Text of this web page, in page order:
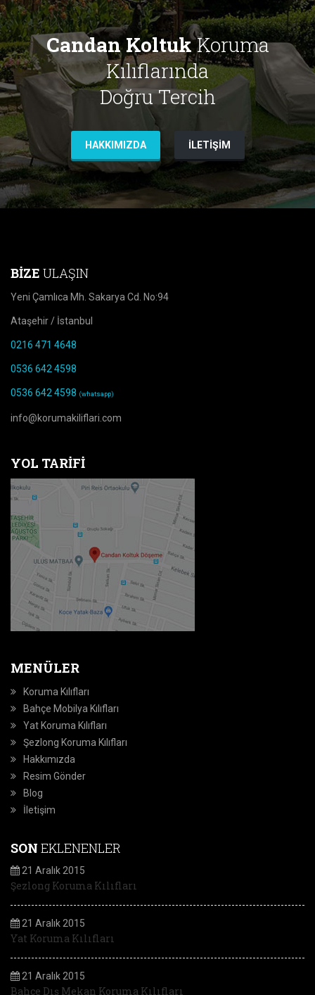
Candan KoltukKoruma
Kılıflarında
Doğru Tercih
HAKKIMIZDA İLETIŞIM
BIZE ULAŞIN
Yeni Çamlıca Mh. Sakarya Cd. No:94
Ataşehir / İstanbul
0216 471 4648
0536 642 4598
0536 642 4598 (whatsapp)
info@korumakiliflari.com
YOL TARIFI
MENÜLER
Koruma Kılıfları
Bahçe Mobilya Kılıfları
Yat Koruma Kılıfları
Şezlong Koruma Kılıfları
Hakkımızda
Resim Gönder
Blog
İletişim
SON EKLENENLER
21 Aralık 2015
Şezlong Koruma Kılıfları
21 Aralık 2015
Yat Koruma Kılıfları
21 Aralık 2015
Bahçe Dış Mekan Koruma Kılıfları